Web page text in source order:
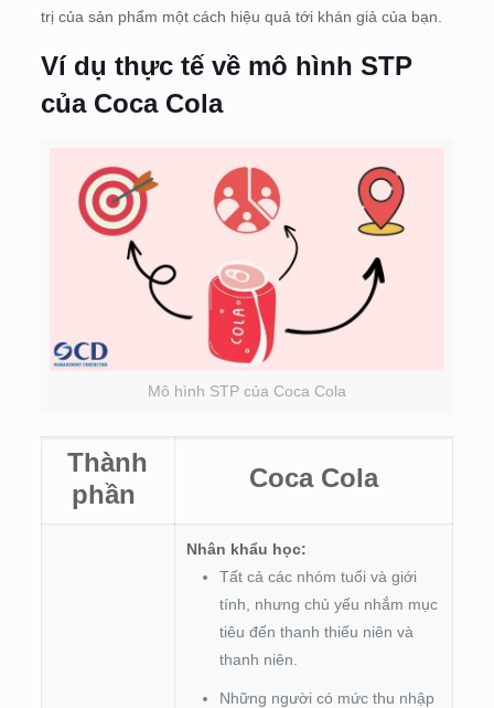
trị của sản phẩm một cách hiệu quả tới khán giả của bạn.
Ví dụ thực tế về mô hình STP
của Coca Cola
Mô hình STP của Coca Cola
Thành
phần
Coca Cola
Nhân khẩu học:
Tất cả các nhóm tuổi và giới
tính, nhưng chủ yếu nhắm mục
tiêu đến thanh thiếu niên và
thanh niên.
Những người có mức thu nhập